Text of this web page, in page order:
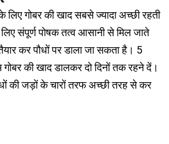
के लिए गोबर की खाद सबसे ज्यादा अच्छी रहती
संपूर्ण पोषक तत्व आसानी से मिल जाते
कर पौधों पर डाला जा सकता है। 5
गोबर की खाद डालकर दो दिनों तक रहने दें।
की जड़ों के चारों तरफ अच्छी तरह से कर